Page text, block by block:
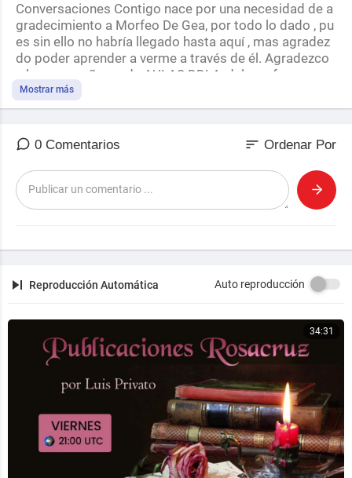
⁣Conversaciones Contigo nace por una necesidad de a
gradecimiento a Morfeo De Gea, por todo lo dado , pu
es sin ello no habría llegado hasta aquí , mas agradez
do poder aprender a verme a través de él. Agradezco
a los compañeros de AULAS DDLA, del que formo par
te , pues en cada instante en el que nos reunimos tod
os aprendemos de todos. Y agradezco a los compañe
ado el impulso de querer trabajar la voluntad de ser C
todos los seres h(H)umanos , que formana parte en m
i universo incluyendo por supuesto a todos los que no
conozca como por ejemplo los que vean este espacio
Mostrar más
0 Comentarios sort Ordenar Por
Reproducción Automática Auto reproducción
34:31